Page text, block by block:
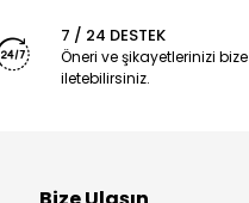
7 / 24 DESTEK
Öneri ve şikayetlerinizi bize
iletebilirsiniz.